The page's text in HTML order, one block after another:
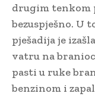
drugim tenkom
bezuspješno. U
pješadija je
vatru na
pasti u ruke
benzinom i